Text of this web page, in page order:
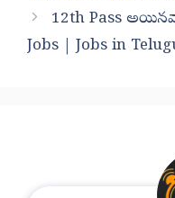
12th Pass
Jobs | Jobs in